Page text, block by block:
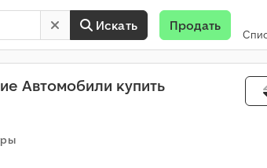
Искать Продать
Автомобили купить